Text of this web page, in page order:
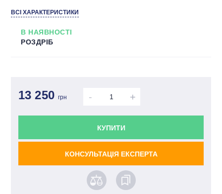
Кількість потоків : Однопоточний
ВСІ ХАРАКТЕРИСТИКИ
В НАЯВНОСТІ
РОЗДРІБ
13 250грн - +
КУПИТИ
КОНСУЛЬТАЦІЯ ЕКСПЕРТА